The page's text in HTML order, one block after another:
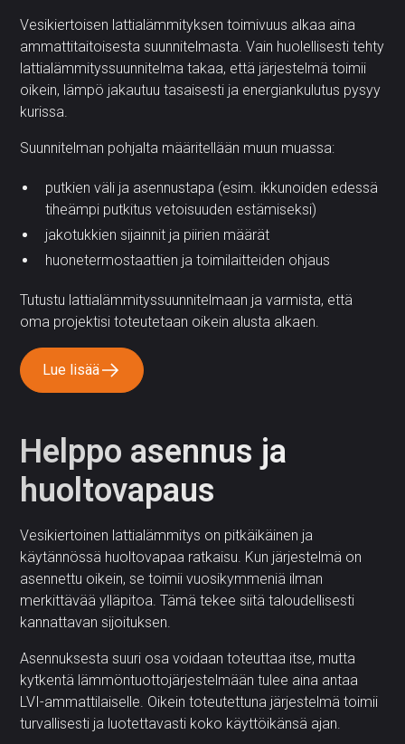
Vesikiertoisen lattialämmityksen toimivuus alkaa aina
ammattitaitoisesta suunnitelmasta. Vain huolellisesti tehty
lattialämmityssuunnitelma takaa, että järjestelmä toimii
oikein, lämpö jakautuu tasaisesti ja energiankulutus pysyy
kurissa.
Suunnitelman pohjalta määritellään muun muassa:
putkien väli ja asennustapa (esim. ikkunoiden edessä
tiheämpi putkitus vetoisuuden estämiseksi)
jakotukkien sijainnit ja piirien määrät
huonetermostaattien ja toimilaitteiden ohjaus
Tutustu lattialämmityssuunnitelmaan ja varmista, että
oma projektisi toteutetaan oikein alusta alkaen.
Lue lisää
Helppo asennus ja
huoltovapaus
Vesikiertoinen lattialämmitys on pitkäikäinen ja
käytännössä huoltovapaa ratkaisu. Kun järjestelmä on
asennettu oikein, se toimii vuosikymmeniä ilman
merkittävää ylläpitoa. Tämä tekee siitä taloudellisesti
kannattavan sijoituksen.
Asennuksesta suuri osa voidaan toteuttaa itse, mutta
kytkentä lämmöntuottojärjestelmään tulee aina antaa
LVI-ammattilaiselle. Oikein toteutettuna järjestelmä toimii
turvallisesti ja luotettavasti koko käyttöikänsä ajan.